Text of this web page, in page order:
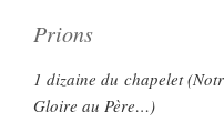
Prions
1 dizaine du chapelet
Gloire au Père…)